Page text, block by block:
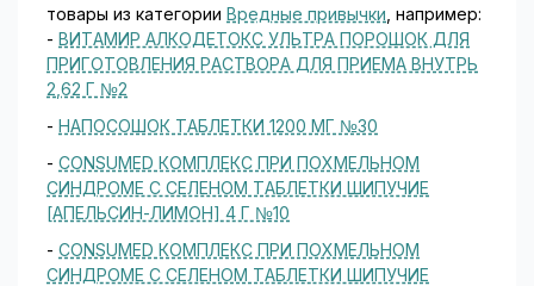
товары из категории Вредные привычки , например:
- ВИТАМИР АЛКОДЕТОКС УЛЬТРА ПОРОШОК ДЛЯ
ПРИГОТОВЛЕНИЯ РАСТВОРА ДЛЯ ПРИЕМА ВНУТРЬ
2,62 Г №2
- НАПОСОШОК ТАБЛЕТКИ 1200 МГ №30
- CONSUMED КОМПЛЕКС ПРИ ПОХМЕЛЬНОМ
СИНДРОМЕ С СЕЛЕНОМ ТАБЛЕТКИ ШИПУЧИЕ
[АПЕЛЬСИН-ЛИМОН] 4 Г №10
- CONSUMED КОМПЛЕКС ПРИ ПОХМЕЛЬНОМ
СИНДРОМЕ С СЕЛЕНОМ ТАБЛЕТКИ ШИПУЧИЕ